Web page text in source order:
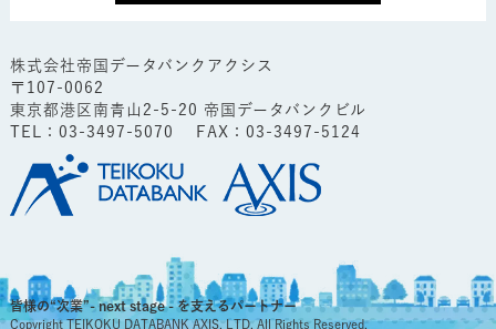
株式会社帝国データバンクアクシス
〒107-0062
東京都港区南青山2-5-20 帝国データバンクビル
TEL： 03-3497-5070 FAX：03-3497-5124
皆様の“次業”- next stage - を支えるパートナー
Copyright TEIKOKU DATABANK AXIS, LTD. All Rights Reserved.